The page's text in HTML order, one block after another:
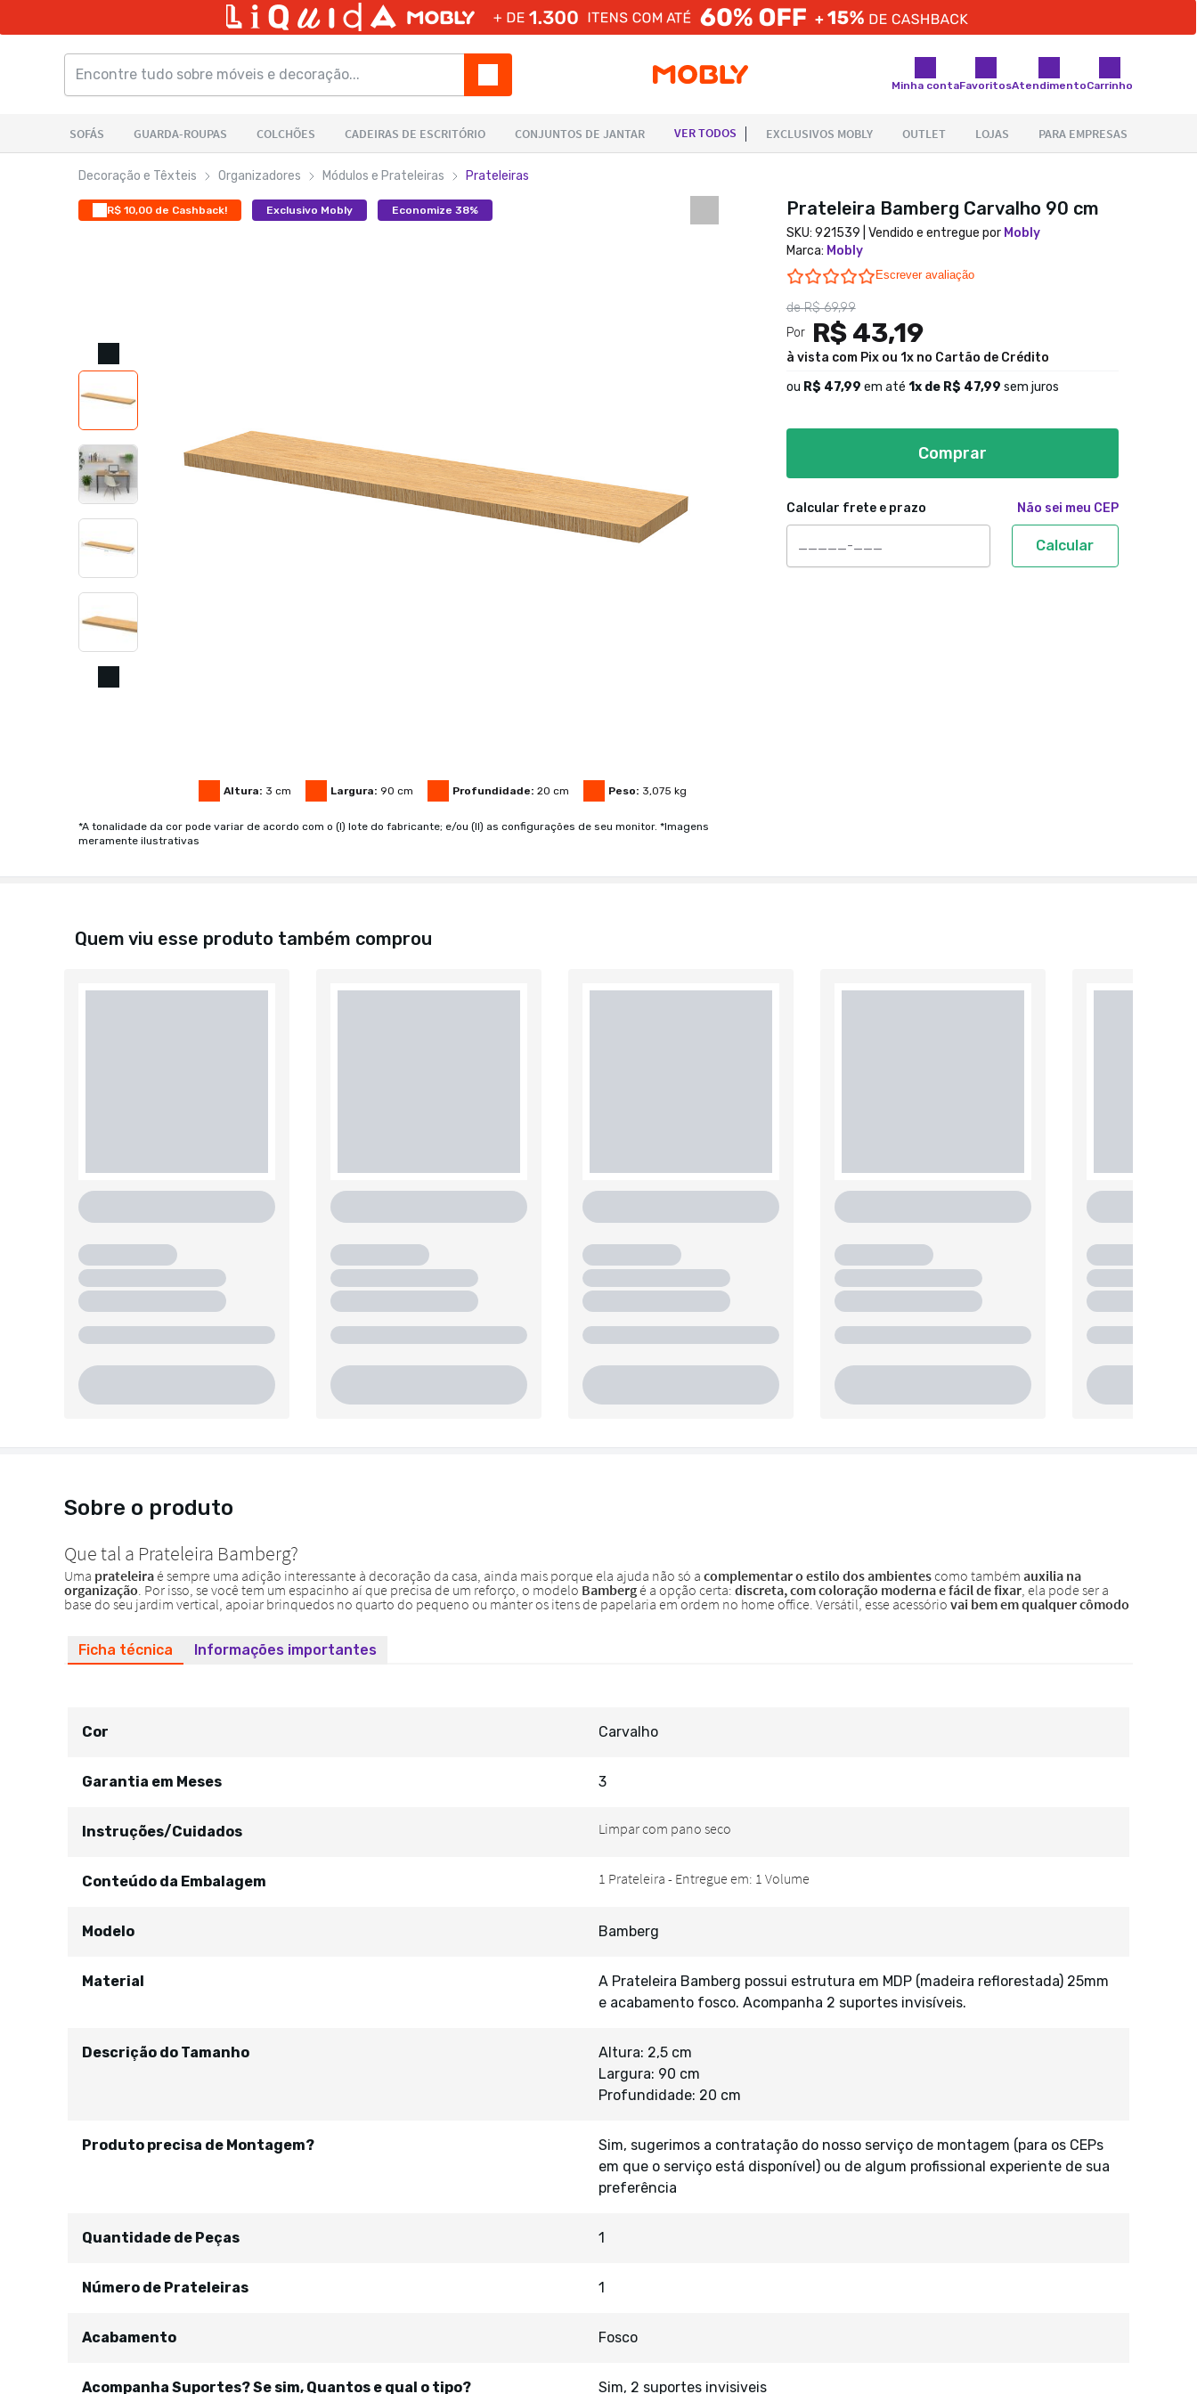
Minha contaFavoritosAtendimentoCarrinho
Decoração e Têxteis Organizadores Módulos e Prateleiras Prateleiras
R$ 10,00 de Cashback! Exclusivo Mobly Economize 38%
Altura: 3 cm Largura: 90 cm Profundidade: 20 cm Peso: 3,075 kg
*A tonalidade da cor pode variar de acordo com o (I) lote do fabricante; e/ou (II) as configurações de seu monitor. *Imagens
meramente ilustrativas
Prateleira Bamberg Carvalho 90 cm
SKU: 921539 | Vendido e entregue por Mobly
Marca: Mobly
0.0 star rating
Escrever avaliação
deR$ 69,99
Por
R$ 43,19
à vista com Pix ou 1x no Cartão de Crédito
ou R$ 47,99 em até 1x de R$ 47,99 sem juros
Comprar
Calcular frete e prazo Não sei meu CEP
Calcular
Quem viu esse produto também comprou
Sobre o produto
Ficha técnica Informações importantes
Cor Carvalho
Garantia em Meses 3
Instruções/Cuidados
Conteúdo da Embalagem
Modelo Bamberg
Material
A Prateleira Bamberg possui estrutura em MDP (madeira reflorestada) 25mm
e acabamento fosco. Acompanha 2 suportes invisíveis.
Descrição do Tamanho
Altura: 2,5 cm
Largura: 90 cm
Profundidade: 20 cm
Produto precisa de Montagem?
Sim, sugerimos a contratação do nosso serviço de montagem (para os CEPs
em que o serviço está disponível) ou de algum profissional experiente de sua
preferência
Quantidade de Peças 1
Número de Prateleiras 1
Acabamento Fosco
Acompanha Suportes? Se sim, Quantos e qual o tipo? Sim, 2 suportes invisiveis